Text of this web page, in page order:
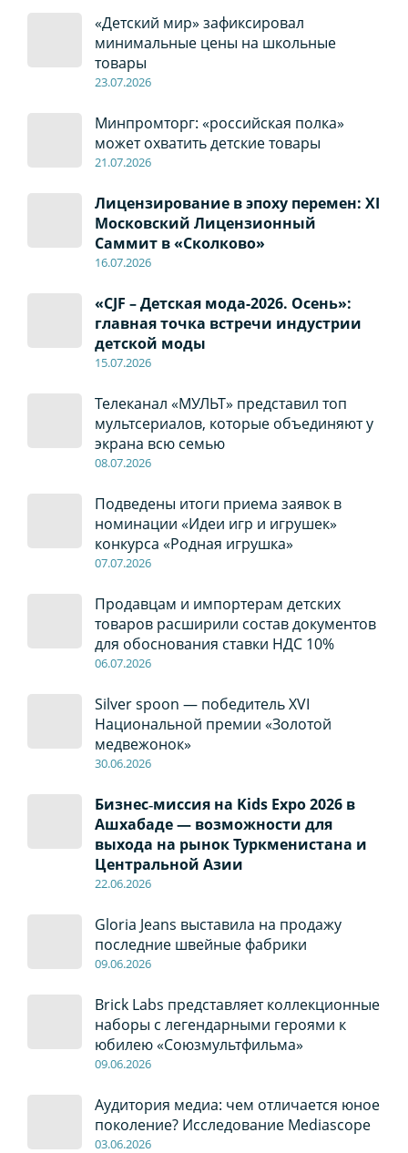
«Детский мир» зафиксировал
минимальные цены на школьные
товары
23.07.2026
Минпромторг: «российская полка»
может охватить детские товары
21.07.2026
Лицензирование в эпоху перемен: XI
Московский Лицензионный
Саммит в «Сколково»
16.07.2026
«CJF – Детская мода-2026. Осень»:
главная точка встречи индустрии
детской моды
15.07.2026
Телеканал «МУЛЬТ» представил топ
мультсериалов, которые объединяют у
экрана всю семью
08.07.2026
Подведены итоги приема заявок в
номинации «Идеи игр и игрушек»
конкурса «Родная игрушка»
07.07.2026
Продавцам и импортерам детских
товаров расширили состав документов
для обоснования ставки НДС 10%
06.07.2026
Silver spoon — победитель XVI
Национальной премии «Золотой
медвежонок»
30.06.2026
Бизнес‑миссия на Kids Expo 2026 в
Ашхабаде — возможности для
выхода на рынок Туркменистана и
Центральной Азии
22.06.2026
Gloria Jeans выставила на продажу
последние швейные фабрики
09.06.2026
Brick Labs представляет коллекционные
наборы с легендарными героями к
юбилею «Союзмультфильма»
09.06.2026
Аудитория медиа: чем отличается юное
поколение? Исследование Mediascope
03.06.2026